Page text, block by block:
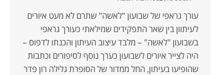
עורך גראפי של שבועון "לאשה" שתרם לא מעט איורים
לעיתוון בין שאר התפקידים שמילאתי כעורך גראפי
בשבועון "לאשה" – מלבד עיצוב העיתון והכנתו לדפוס –
היה לצייר איורים לשבועון כערך נוסף לסיפורים וכתבות
שהופיעו בעיתון, החל ממדור של הסופרת גלילה רון פדר